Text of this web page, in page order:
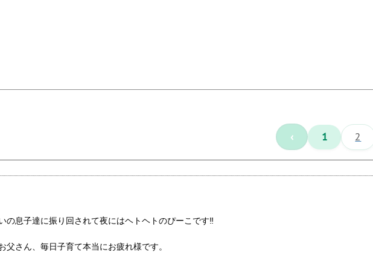
‹ 1 2
の息子達に振り回されて夜にはヘトヘトのぴーこです‼︎
父さん、毎日子育て本当にお疲れ様です。